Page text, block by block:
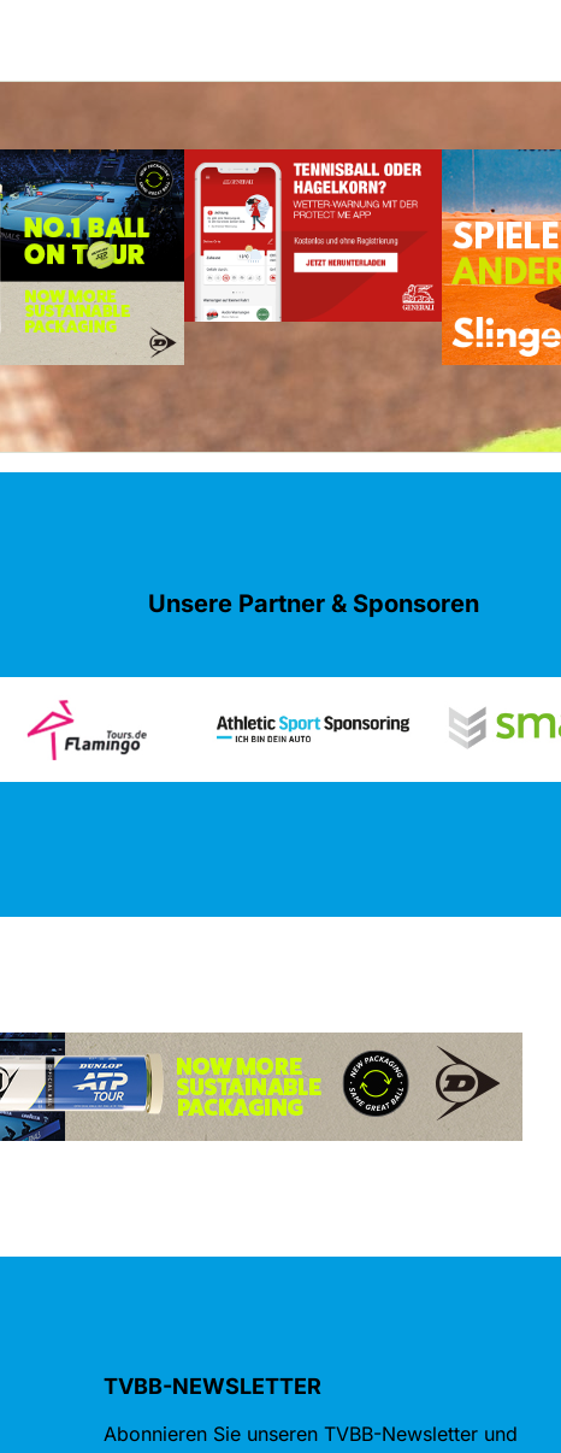
Unsere Partner & Sponsoren
TVBB-NEWSLETTER
Abonnieren Sie unseren TVBB-Newsletter und